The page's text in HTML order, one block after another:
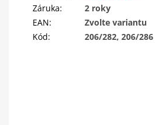
Záruka:
2 roky
EAN:
Zvolte variantu
Kód: 206/282, 206/286